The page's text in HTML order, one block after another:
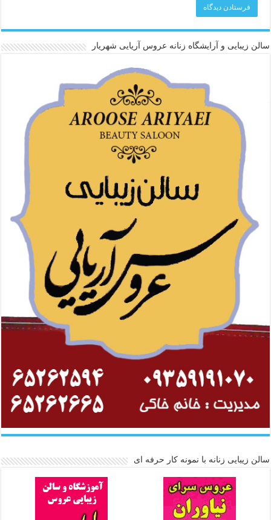
سالن زیبایی و آرایشگاه زنانه عروس آریایی شهریار
سالن زیبایی زنانه با نمونه کار حرفه ای